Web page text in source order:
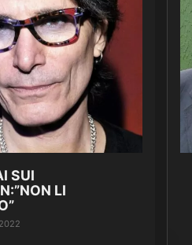
SUI
LI